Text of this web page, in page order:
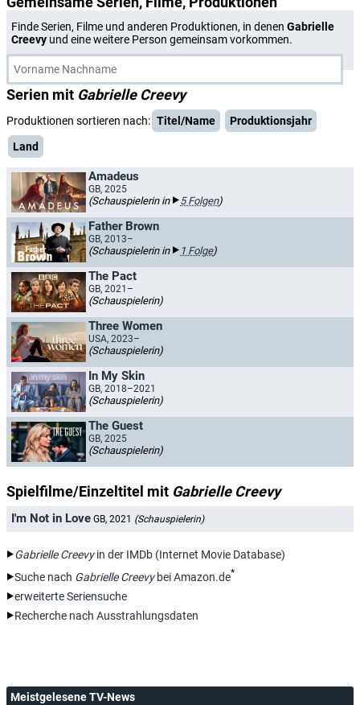
Finde Serien, Filme und anderen Produktionen, in denen Gabrielle
Creevy und eine weitere Person gemeinsam vorkommen.
Serien mit Gabrielle Creevy
Produktionen sortieren nach: Titel/Name
Produktionsjahr
Land
Amadeus
GB, 2025
(Schauspielerin in 5 Folgen)
Father Brown
GB, 2013–
(Schauspielerin in 1 Folge)
The Pact
GB, 2021–
(Schauspielerin)
Three Women
USA, 2023–
(Schauspielerin)
In My Skin
GB, 2018–2021
(Schauspielerin)
The Guest
GB, 2025
(Schauspielerin)
Spielfilme/Einzeltitel mit Gabrielle Creevy
I'm Not in Love GB, 2021 (Schauspielerin)
Gabrielle Creevyin der IMDb (Internet Movie Database)
Suche nach Gabrielle Creevybei Amazon.de*
erweiterte Seriensuche
Recherche nach Ausstrahlungsdaten
Meistgelesene TV-News